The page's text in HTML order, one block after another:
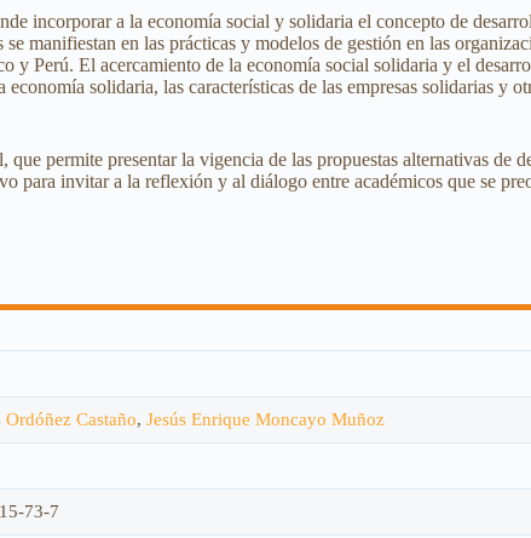
incorporar a la economía social y solidaria el concepto de
manifiestan en las prácticas y modelos de gestión en las
Perú. El acercamiento de la economía social solidaria y el
solidaria, las características de las empresas solidarias y
permite presentar la vigencia de las propuestas alternativas de
para invitar a la reflexión y al diálogo entre académicos que se
Castaño, Jesús Enrique Moncayo Muñoz
73-7